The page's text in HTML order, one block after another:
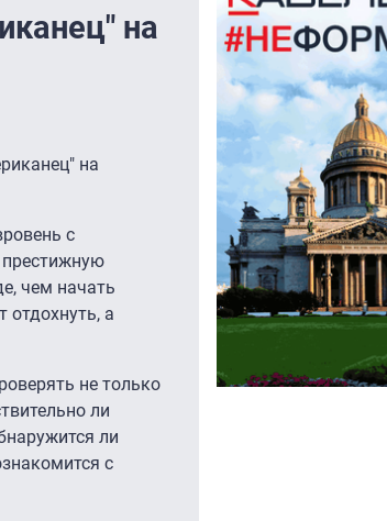
на
на
с
престижную
чем начать
отдохнуть, а
не только
ли
ли
с